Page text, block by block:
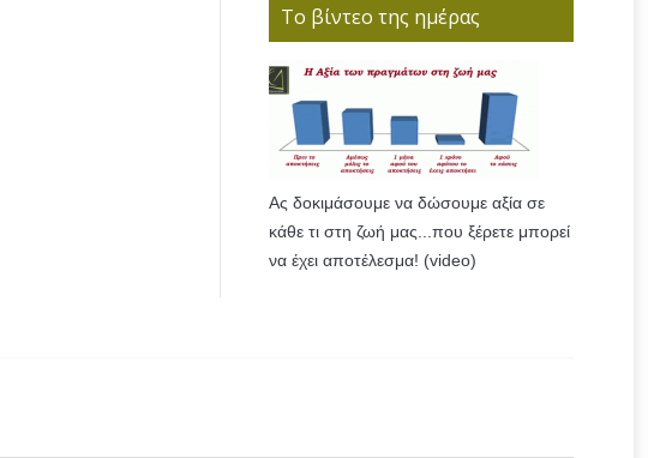
Το βίντεο της ημέρας
Ας δοκιμάσουμε να δώσουμε αξία σε
κάθε τι στη ζωή μας...που ξέρετε μπορεί
να έχει αποτέλεσμα! (video)